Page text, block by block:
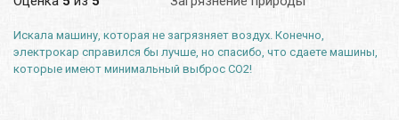
Искала машину, которая не загрязняет воздух. Конечно,
электрокар справился бы лучше, но спасибо, что сдаете машины,
которые имеют минимальный выброс СО2!